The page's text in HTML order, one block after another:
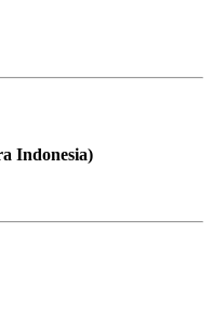
Indonesia)